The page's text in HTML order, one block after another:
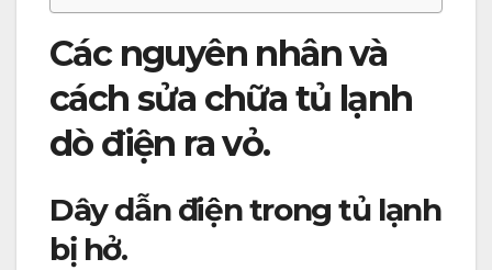
Các nguyên nhân và
cách sửa chữa tủ lạnh
dò điện ra vỏ.
Dây dẫn điện trong tủ lạnh
bị hở.